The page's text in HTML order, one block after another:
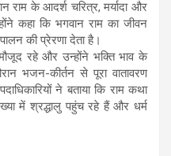
राम के आदर्श चरित्र, मर्यादा और
कहा कि भगवान राम का जीवन
की प्रेरणा देता है।
रहे और उन्होंने भक्ति भाव के
भजन-कीर्तन से पूरा वातावरण
ने बताया कि राम कथा
में श्रद्धालु पहुंच रहे हैं और धर्म